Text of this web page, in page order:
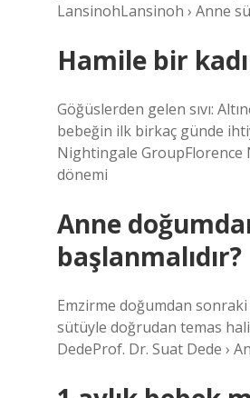
LansinohLansinoh › Anne
Hamile bir
Göğüslerden gelen sıvı:
bebeğin ilk birkaç günde
Nightingale GroupFlorence
dönemi
Anne
başlanmalıdır?
Emzirme doğumdan
sütüyle doğrudan temas
DedeProf. Dr. Suat Dede ›